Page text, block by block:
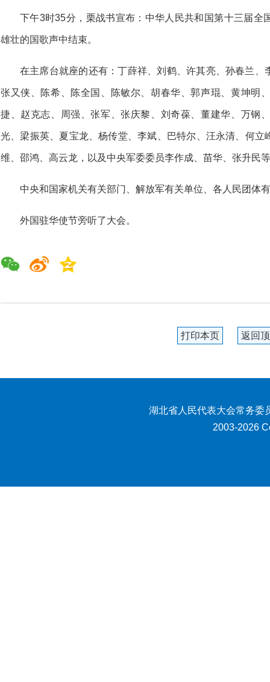
下午3时35分，栗战书宣布：中华人民共和国第十三届全
雄壮的国歌声中结束。
在主席台就座的还有：丁薛祥、刘鹤、许其亮、孙春兰
张又侠、陈希、陈全国、陈敏尔、胡春华、郭声琨、黄坤明
捷、赵克志、周强、张军、张庆黎、刘奇葆、董建华、万钢
光、梁振英、夏宝龙、杨传堂、李斌、巴特尔、汪永清、何
维、邵鸿、高云龙，以及中央军委委员李作成、苗华、张升民
中央和国家机关有关部门、解放军有关单位、各人民团体
外国驻华使节旁听了大会。
打印本页 返回
湖北省人民代表大会常务委
2003-2026